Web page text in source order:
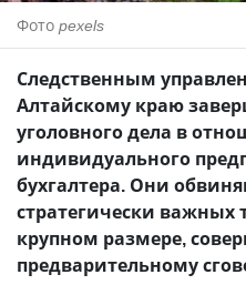
Фото pexels
Следственным
Алтайскому краю
уголовного дела в
индивидуального
бухгалтера. Они
стратегически важных
крупном размере,
предварительному